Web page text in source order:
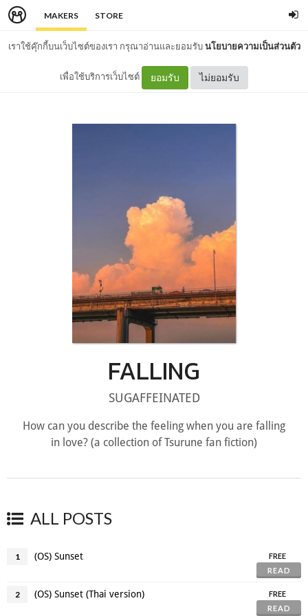
MAKERS STORE
เราใช้คุ๊กกี้บนเว็บไซต์ของเรา กรุณาอ่านและยอมรับนโยบายความเป็นส่วนตัว
เพื่อใช้บริการเว็บไซต์ ยอมรับ ไม่ยอมรับ
FALLING
SUGAFFEINATED
How can you describe the feeling when you are falling
in love? (a collection of Tsurune fan fiction)
ALL POSTS
1 (OS) Sunset
FREE
READ
2 (OS) Sunset (Thai version)
FREE
READ